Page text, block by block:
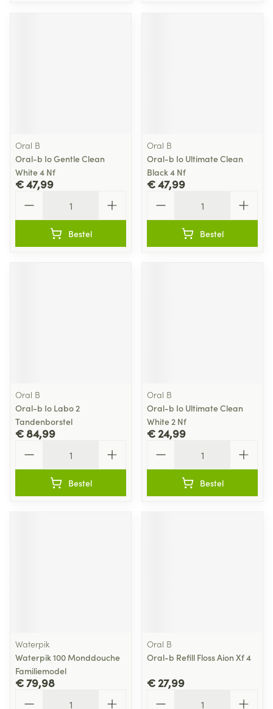
Oral B
Oral-b Io Gentle Clean
White 4 Nf
€ 47,99
Bestel
Oral B
Oral-b Io Ultimate Clean
Black 4 Nf
€ 47,99
Bestel
Oral B
Oral-b Io Labo 2
Tandenborstel
€ 84,99
Bestel
Oral B
Oral-b Io Ultimate Clean
White 2 Nf
€ 24,99
Bestel
Waterpik
Waterpik 100 Monddouche
Familiemodel
€ 79,98
Oral B
Oral-b Refill Floss Aion Xf 4
€ 27,99